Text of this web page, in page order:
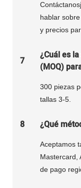
hablar
y precios
7
¿Cuál es
(MOQ)
300 piezas
tallas 3-5.
8 ¿Qué
Aceptamos
Mastercard,
de pago